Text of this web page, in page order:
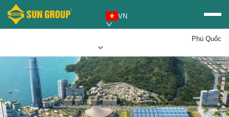
VN
Phú Quốc
Mua vé Sun PhuQuoc
Airways
Ưu đãi Sun World